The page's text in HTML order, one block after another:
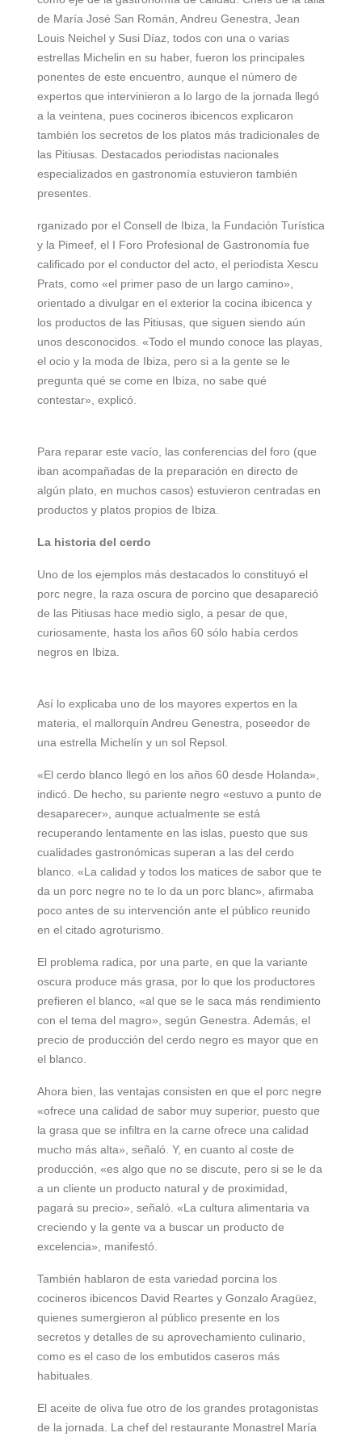
de María José San Román, Andreu Genestra, Jean
Louis Neichel y Susi Díaz, todos con una o varias
estrellas Michelin en su haber, fueron los principales
ponentes de este encuentro, aunque el número de
expertos que intervinieron a lo largo de la jornada llegó
a la veintena, pues cocineros ibicencos explicaron
también los secretos de los platos más tradicionales de
las Pitiusas. Destacados periodistas nacionales
especializados en gastronomía estuvieron también
presentes.
rganizado por el Consell de Ibiza, la Fundación Turística
y la Pimeef, el I Foro Profesional de Gastronomía fue
calificado por el conductor del acto, el periodista Xescu
Prats, como «el primer paso de un largo camino»,
orientado a divulgar en el exterior la cocina ibicenca y
los productos de las Pitiusas, que siguen siendo aún
unos desconocidos. «Todo el mundo conoce las playas,
el ocio y la moda de Ibiza, pero si a la gente se le
pregunta qué se come en Ibiza, no sabe qué
contestar», explicó.
Para reparar este vacío, las conferencias del foro (que
iban acompañadas de la preparación en directo de
algún plato, en muchos casos) estuvieron centradas en
productos y platos propios de Ibiza.
La historia del cerdo
Uno de los ejemplos más destacados lo constituyó el
porc negre, la raza oscura de porcino que desapareció
de las Pitiusas hace medio siglo, a pesar de que,
curiosamente, hasta los años 60 sólo había cerdos
negros en Ibiza.
Así lo explicaba uno de los mayores expertos en la
materia, el mallorquín Andreu Genestra, poseedor de
una estrella Michelín y un sol Repsol.
«El cerdo blanco llegó en los años 60 desde Holanda»,
indicó. De hecho, su pariente negro «estuvo a punto de
desaparecer», aunque actualmente se está
recuperando lentamente en las islas, puesto que sus
cualidades gastronómicas superan a las del cerdo
blanco. «La calidad y todos los matices de sabor que te
da un porc negre no te lo da un porc blanc», afirmaba
poco antes de su intervención ante el público reunido
en el citado agroturismo.
El problema radica, por una parte, en que la variante
oscura produce más grasa, por lo que los productores
prefieren el blanco, «al que se le saca más rendimiento
con el tema del magro», según Genestra. Además, el
precio de producción del cerdo negro es mayor que en
el blanco.
Ahora bien, las ventajas consisten en que el porc negre
«ofrece una calidad de sabor muy superior, puesto que
la grasa que se infiltra en la carne ofrece una calidad
mucho más alta», señaló. Y, en cuanto al coste de
producción, «es algo que no se discute, pero si se le da
a un cliente un producto natural y de proximidad,
pagará su precio», señaló. «La cultura alimentaria va
creciendo y la gente va a buscar un producto de
excelencia», manifestó.
También hablaron de esta variedad porcina los
cocineros ibicencos David Reartes y Gonzalo Aragüez,
quienes sumergieron al público presente en los
secretos y detalles de su aprovechamiento culinario,
como es el caso de los embutidos caseros más
habituales.
El aceite de oliva fue otro de los grandes protagonistas
de la jornada. La chef del restaurante Monastrel María